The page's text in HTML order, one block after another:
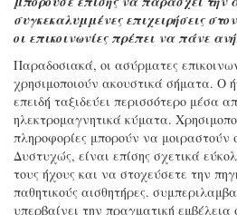
συγκεκαλυμμένες επιχειρήσεις
οι επικοινωνίες πρέπει να πάνε
Παραδοσιακά, οι ασύρματες
χρησιμοποιούν ακουστικά σήματα. Ο
επειδή ταξιδεύει περισσότερο μέσα
ηλεκτρομαγνητικά κύματα.
πληροφορίες μπορούν να μοιραστούν
Δυστυχώς, είναι επίσης σχετικά
τους ήχους και να στοχεύσετε την
παθητικούς αισθητήρες.
υπερβαίνει την πραγματική